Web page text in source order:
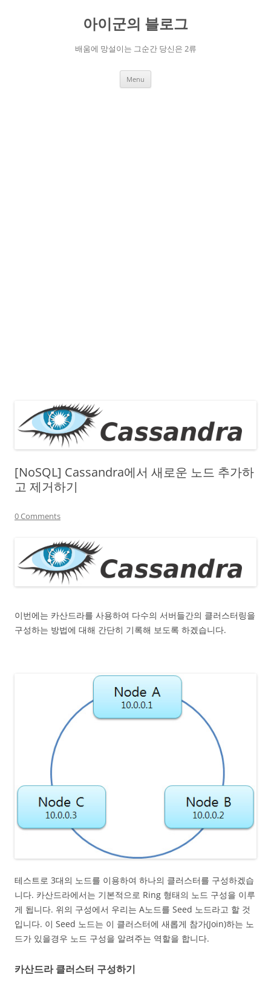
아이군의 블로그
배움에 망설이는 그순간 당신은 2류
Menu
[NoSQL] Cassandra에서 새로운 노드 추가하
고 제거하기
0 Comments
이번에는 카산드라를 사용하여 다수의 서버들간의 클러스터링을
구성하는 방법에 대해 간단히 기록해 보도록 하겠습니다.
테스트로 3대의 노드를 이용하여 하나의 클러스터를 구성하겠습
니다. 카산드라에서는 기본적으로 Ring 형태의 노드 구성을 이루
게 됩니다. 위의 구성에서 우리는 A노드를 Seed 노드라고 할 것
입니다. 이 Seed 노드는 이 클러스터에 새롭게 참가(Join)하는 노
드가 있을경우 노드 구성을 알려주는 역할을 합니다.
카산드라 클러스터 구성하기